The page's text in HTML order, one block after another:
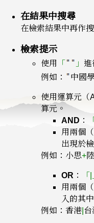
在結果中搜尋
在檢索結果中再作搜
檢索提示
使用 「 」 進
例如：
中國
使用運算元（
算元。
AND ：
用兩個
出現於
例如：小思+
OR ：
「|
用兩個
入的其
例如：香港 台